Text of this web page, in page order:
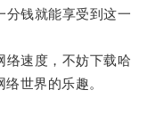
钱就能享受到这一
速度，不妨下载哈
世界的乐趣。